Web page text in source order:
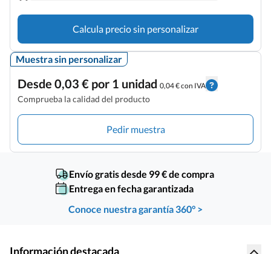
Calcula precio sin personalizar
Muestra sin personalizar
Desde 0,03 € por 1 unidad 0,04 € con IVA
Comprueba la calidad del producto
Pedir muestra
Envío gratis desde 99 € de compra
Entrega en fecha garantizada
Conoce nuestra garantía 360° >
Información destacada